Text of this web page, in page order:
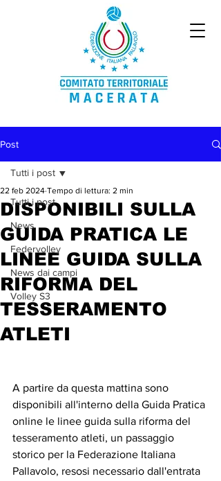
Post
Tutti i post
News
Federvolley
News dai campi
Volley S3
Tutti i post
DISPONIBILI SULLA
GUIDA PRATICA LE
LINEE GUIDA SULLA
RIFORMA DEL
TESSERAMENTO
ATLETI
22 feb 2024 Tempo di lettura: 2 min
A partire da questa mattina sono
disponibili all'interno della Guida Pratica
online le linee guida sulla riforma del
tesseramento atleti, un passaggio
storico per la Federazione Italiana
Pallavolo, resosi necessario dall'entrata